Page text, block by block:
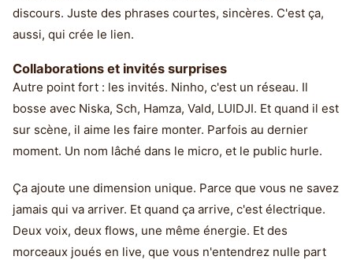
discours. Juste des phrases courtes, sincères. C'est ça,
aussi, qui crée le lien.
Collaborations et invités surprises
Autre point fort : les invités. Ninho, c'est un réseau. Il
bosse avec Niska, Sch, Hamza, Vald, LUIDJI. Et quand il est
sur scène, il aime les faire monter. Parfois au dernier
moment. Un nom lâché dans le micro, et le public hurle.
Ça ajoute une dimension unique. Parce que vous ne savez
jamais qui va arriver. Et quand ça arrive, c'est électrique.
Deux voix, deux flows, une même énergie. Et des
morceaux joués en live, que vous n'entendrez nulle part